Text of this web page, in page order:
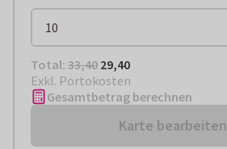
Total: € 29,40
Total: 33,40 29,40
Exkl. Portokosten
Gesamtbetrag berechnen
Karte bearbeiten